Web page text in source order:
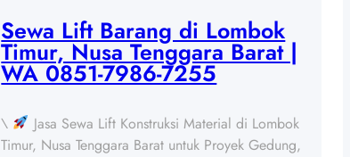
Sewa Lift Barang di Lombok
Timur, Nusa Tenggara Barat |
WA 0851-7986-7255
\
Jasa Sewa Lift Konstruksi Material di Lombok
Timur, Nusa Tenggara Barat untuk Proyek Gedung,